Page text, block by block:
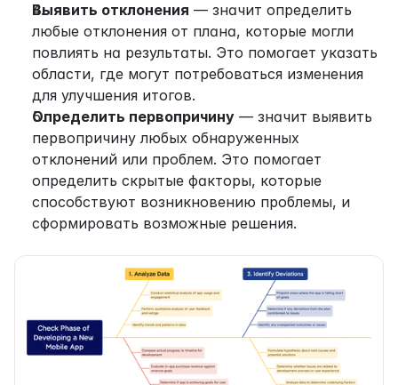
Выявить отклонения — значит определить
любые отклонения от плана, которые могли
повлиять на результаты. Это помогает указать
области, где могут потребоваться изменения
для улучшения итогов.
Определить первопричину — значит выявить
первопричину любых обнаруженных
отклонений или проблем. Это помогает
определить скрытые факторы, которые
способствуют возникновению проблемы, и
сформировать возможные решения.